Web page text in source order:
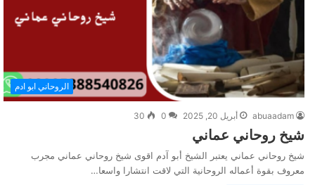
الروحاني ابو ادم
abuaadam أبريل 20, 2025 0
30
شيخ روحاني عماني
شيخ روحاني عماني يعتبر الشيخ أبو آدم اقوى شيخ روحاني عماني مجرب
معروف بقوة أعماله الروحانية التي لاقت انتشارا واسعا…